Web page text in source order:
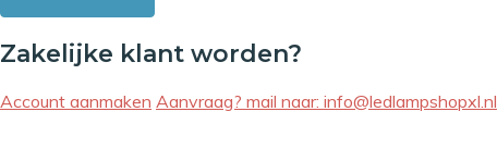
Zakelijke klant worden?
Account aanmaken Aanvraag? mail naar: info@ledlampshopxl.nl